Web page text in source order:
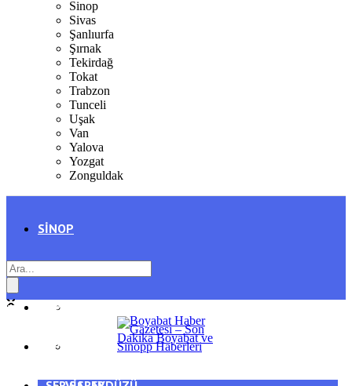
Sinop
Sivas
Şanlıurfa
Şırnak
Tekirdağ
Tokat
Trabzon
Tunceli
Uşak
Van
Yalova
Yozgat
Zonguldak
SINOP
AYANCIK
GENEL
SPOR